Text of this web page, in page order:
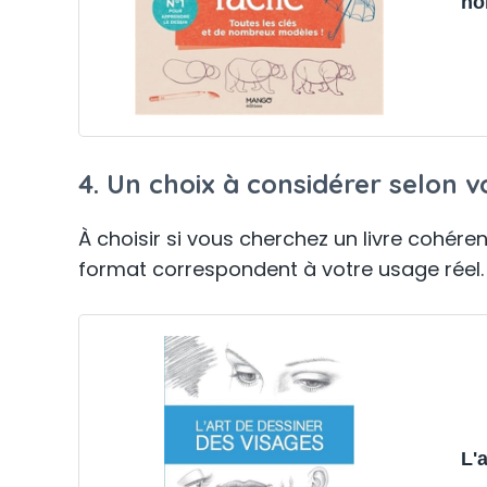
4. Un choix à considérer selon
À choisir si vous cherchez un livre
format correspondent à votre usage réel.